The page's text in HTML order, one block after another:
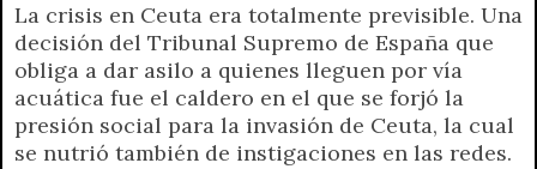
La crisis en Ceuta era totalmente previsible. Una
decisión del Tribunal Supremo de España que
obliga a dar asilo a quienes lleguen por vía
acuática fue el caldero en el que se forjó la
presión social para la invasión de Ceuta, la cual
se nutrió también de instigaciones en las redes.